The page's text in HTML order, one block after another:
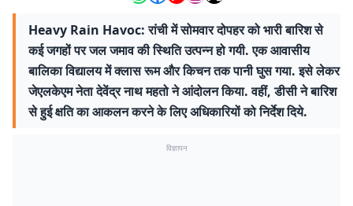
Heavy Rain Havoc: रांची में सोमवार दोपहर को भारी बारिश से
कई जगहों पर जल जमाव की स्थिति उत्पन्न हो गयी. एक आवासीय
बालिका विद्यालय में क्लास रूम और किचन तक पानी घुस गया. इसे लेकर
जेएलकेएम नेता देवेंद्र नाथ महतो ने आंदोलन किया. वहीं, डीसी ने बारिश
से हुई क्षति का आकलन करने के लिए अधिकारियों को निर्देश दिये.
विज्ञापन